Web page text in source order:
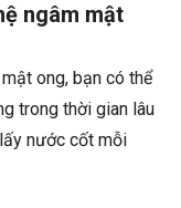
ngâm mật
ong, bạn có thể
trong thời gian lâu
nước cốt mỗi